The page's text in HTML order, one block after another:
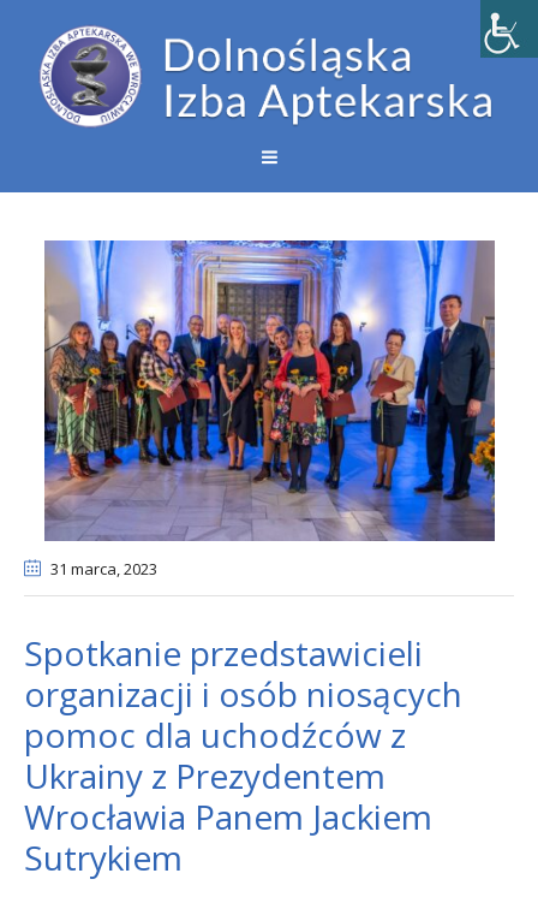
31 marca, 2023
Spotkanie przedstawicieli
organizacji i osób niosących
pomoc dla uchodźców z
Ukrainy z Prezydentem
Wrocławia Panem Jackiem
Sutrykiem